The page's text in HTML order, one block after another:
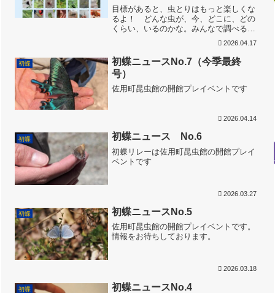
版）
目標があると、虫とりはもっと楽しくな
るよ！ どんな虫が、今、どこに、どの
くらい、いるのかな。みんなで調べると
楽しいよ。1種・1地点みつけたら、1ポ
イント。いろんな種類を、いろんな場所
で発見するほど、ポイントが増え、虫と
り力の向上を実感できま...
2026.04.17
初蝶
初蝶ニュースNo.7（今季最終
号）
佐用町昆虫館の開館プレイベントです
2026.04.14
初蝶 初蝶ニュース No.6
初蝶リレーは佐用町昆虫館の開館プレイ
ベントです
2026.03.27
初蝶 初蝶ニュースNo.5
佐用町昆虫館の開館プレイベントです。
情報をお待ちしております。
2026.03.18
初蝶 初蝶ニュースNo.4